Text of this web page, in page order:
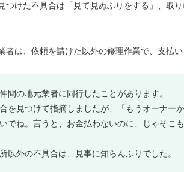
つけた不具合は「見て見ぬふりをする」、取
は、依頼を請けた以外の修理作業で、支払い
間の地元業者に同行したことがあります。
を見つけて指摘しましたが、「もうオーナー
でね。言うと、お金払わないのに、じゃそこ
以外の不具合は、見事に知らんふりでした。